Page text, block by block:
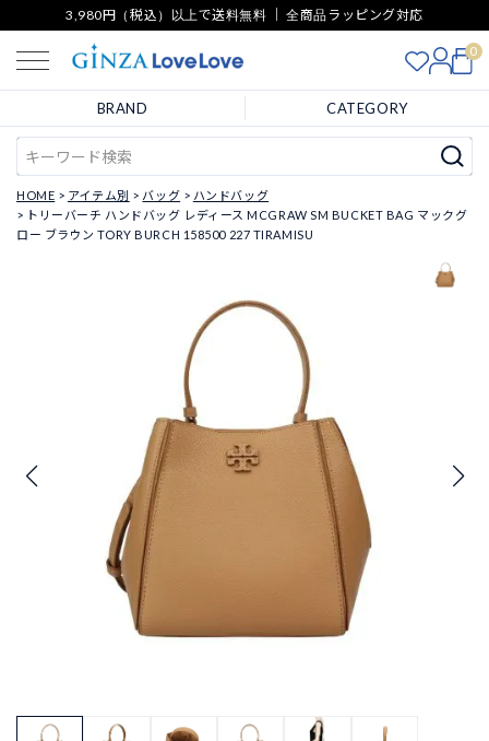
3,980円（税込）以上で送料無料 ｜ 全商品ラッピング対応
0
BRAND CATEGORY
HOME アイテム別 バッグ
ハンドバッグ
トリーバーチ ハンドバッグ レディース MCGRAW SM BUCKET BAG マックグ
ロー ブラウン TORY BURCH 158500 227 TIRAMISU